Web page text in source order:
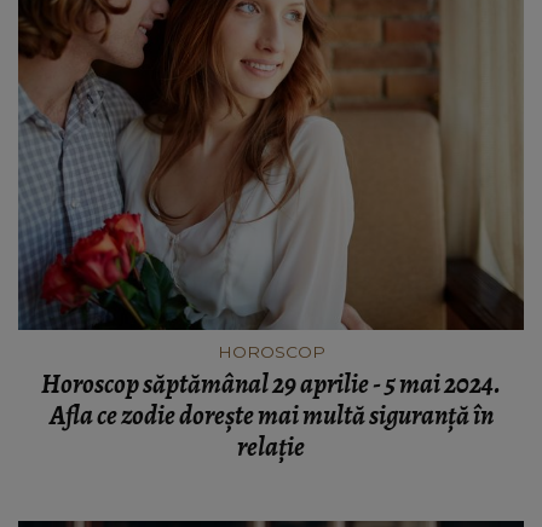
HOROSCOP
Horoscop săptămânal 29 aprilie - 5 mai 2024.
Afla ce zodie dorește mai multă siguranță în
relație